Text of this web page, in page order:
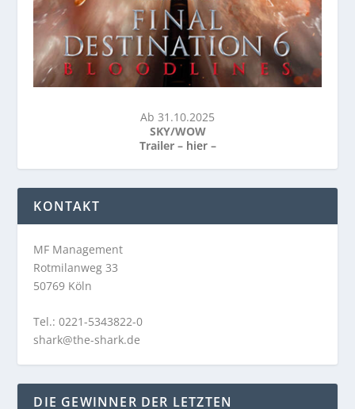
Ab 31.10.2025
SKY/WOW
Trailer – hier –
KONTAKT
MF Management
Rotmilanweg 33
50769 Köln
Tel.: 0221-5343822-0
shark@the-shark.de
DIE GEWINNER DER LETZTEN